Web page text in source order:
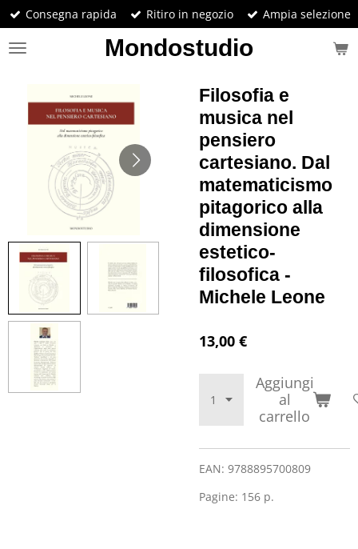
Vai
al
contenuto
Mondostudio
Consegna rapida Ritiro in negozio Ampia selezione
Filosofia e
musica nel
pensiero
cartesiano. Dal
matematicismo
pitagorico alla
dimensione
estetico-
filosofica -
Michele Leone
13,00 €
Aggiungi
al
carrello
EAN: 9788895700809
Pagine: 156 p.